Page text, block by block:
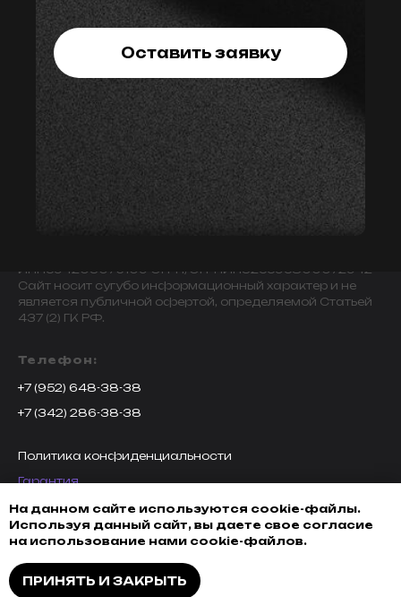
Оставить заявку
ИНН594203076109 ОГРН/ОГРНИП325595800072942
Сайт носит сугубо информационный характер и не
является публичной офертой, определяемой Статьей
437 (2) ГК РФ.
Телефон:
+7 (952) 648-38-38
+7 (342) 286-38-38
Политика конфиденциальности
Гарантия
Возврат товара
Доставка, оплата и кредитование
Разработка сайта
На данном сайте используются cookie-файлы.
Используя данный сайт, вы даете свое согласие
на использование нами cookie-файлов.
ПРИНЯТЬ И ЗАКРЫТЬ